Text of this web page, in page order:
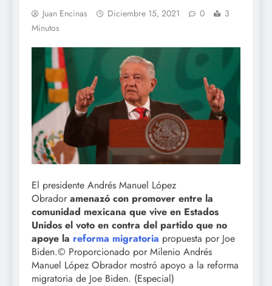
Juan Encinas Diciembre 15, 2021 0
3
Minutos
El presidente Andrés Manuel López
Obrador amenazó con promover entre la
comunidad mexicana que vive en Estados
Unidos el voto en contra del partido que no
apoye la reforma migratoria propuesta por Joe
Biden.© Proporcionado por Milenio Andrés
Manuel López Obrador mostró apoyo a la reforma
migratoria de Joe Biden. (Especial)